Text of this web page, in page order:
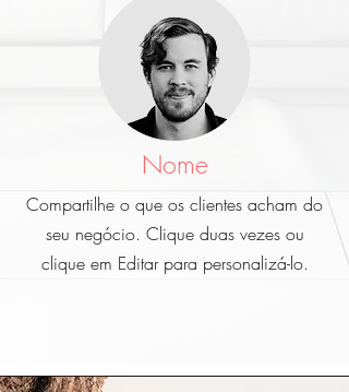
Nome
Compartilhe o que os clientes acham do
seu negócio. Clique duas vezes ou
clique em Editar para personalizá-lo.